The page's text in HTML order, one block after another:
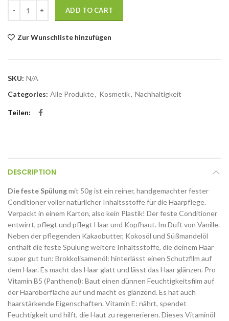
ADD TO CART
Zur Wunschliste hinzufügen
SKU: N/A
Categories: Alle Produkte, Kosmetik, Nachhaltigkeit
Teilen
DESCRIPTION
Die feste Spülungmit 50g ist ein reiner, handgemachter fester
Conditioner voller natürlicher Inhaltsstoffe für die Haarpflege.
Verpackt in einem Karton, also kein Plastik! Der feste Conditioner
entwirrt, pflegt und pflegt Haar und Kopfhaut. Im Duft von Vanille.
Neben der pflegenden Kakaobutter, Kokosöl und Süßmandelöl
enthält die feste Spülung weitere Inhaltsstoffe, die deinem Haar
super gut tun: Brokkolisamenöl: hinterlässt einen Schutzfilm auf
dem Haar. Es macht das Haar glatt und lässt das Haar glänzen. Pro
Vitamin B5 (Panthenol): Baut einen dünnen Feuchtigkeitsfilm auf
der Haaroberfläche auf und macht es glänzend. Es hat auch
haarstärkende Eigenschaften. Vitamin E: nährt, spendet
Feuchtigkeit und hilft, die Haut zu regenerieren. Dieses Vitaminöl